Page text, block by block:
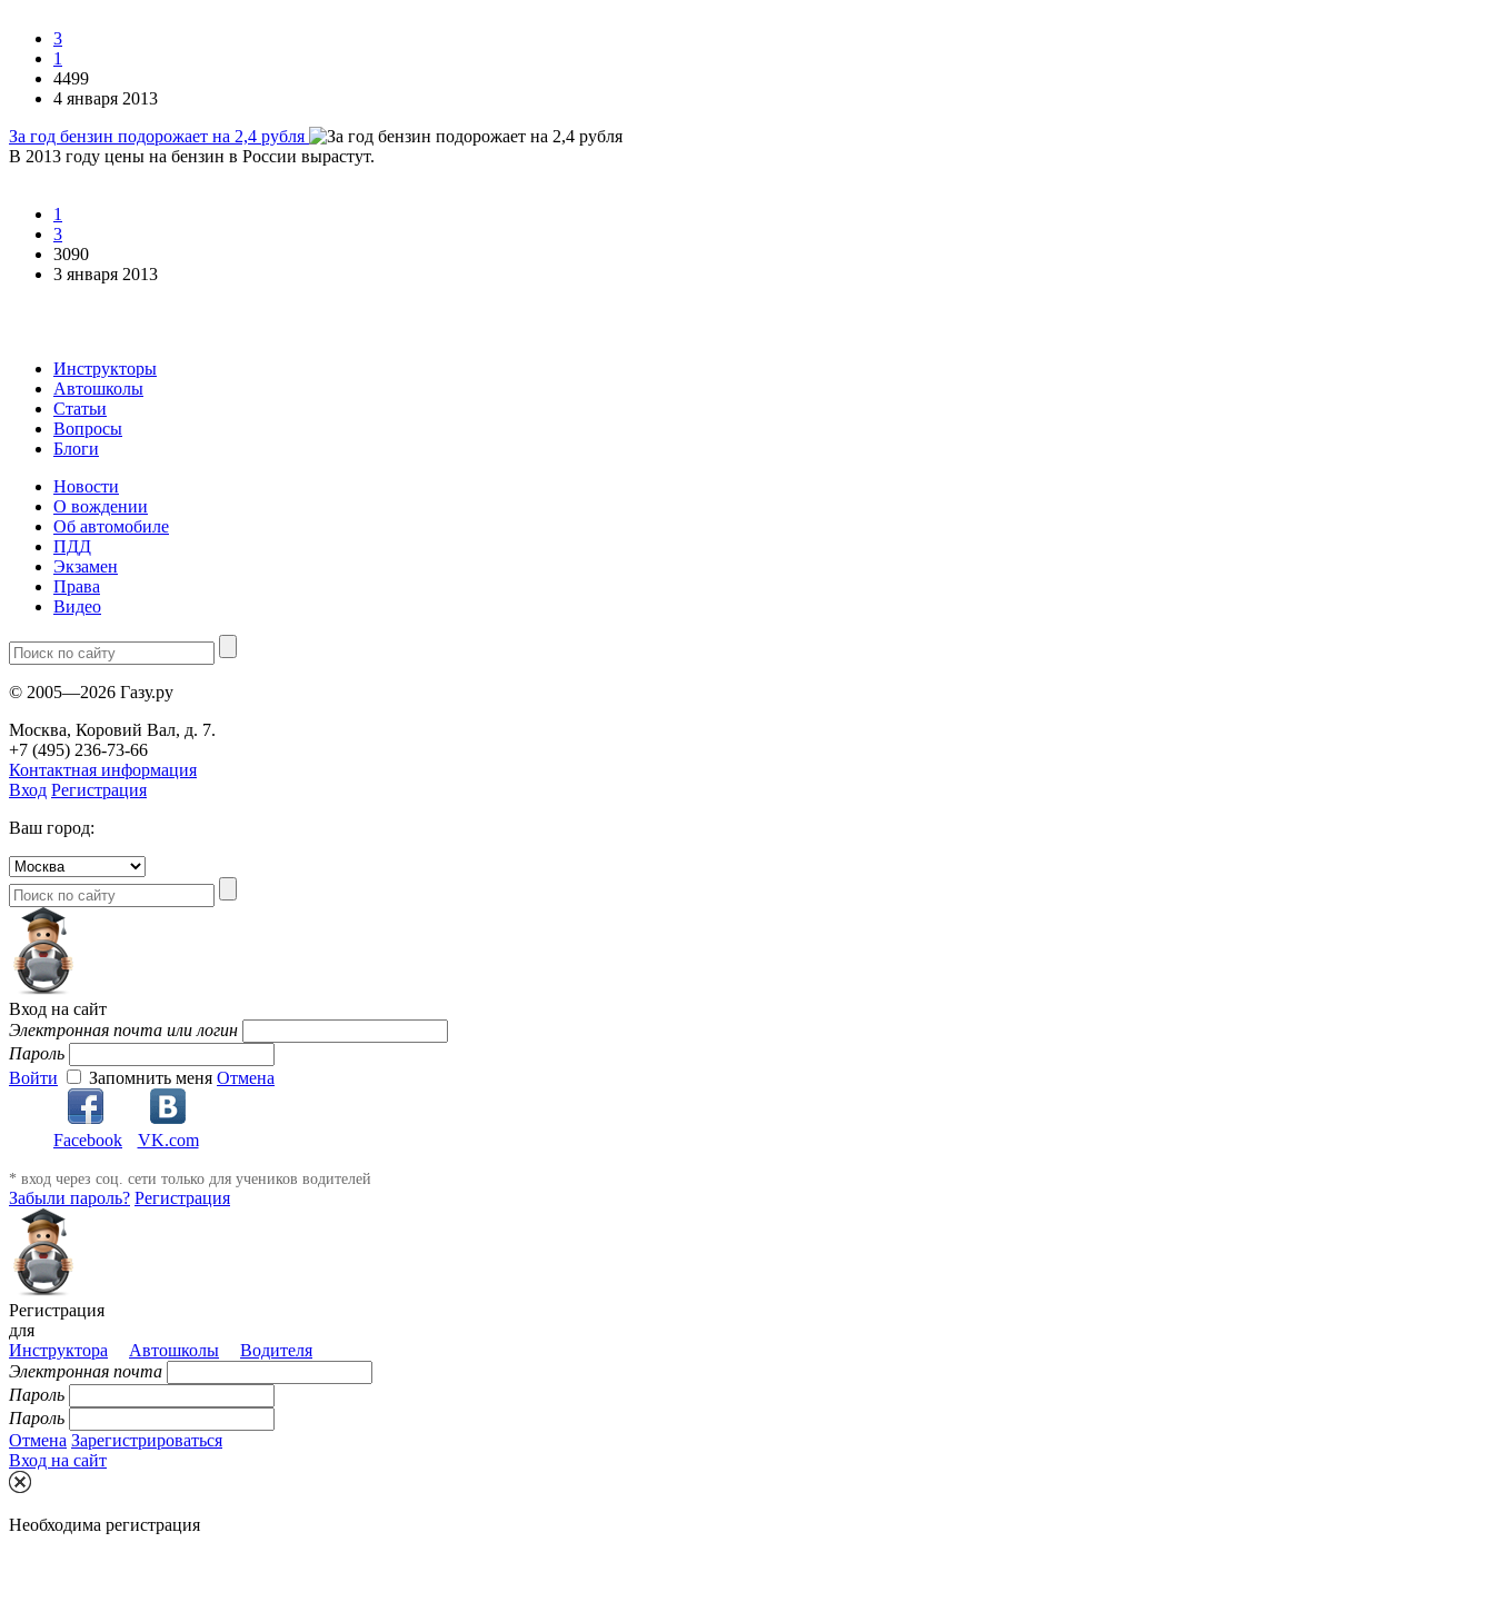
3
1
4499
4 января 2013
За год бензин подорожает на 2,4 рубля
В 2013 году цены на бензин в России вырастут.
1
3
3090
3 января 2013
Инструкторы
Автошколы
Статьи
Вопросы
Блоги
Новости
О вождении
Об автомобиле
ПДД
Экзамен
Права
Видео
© 2005—2026 Газу.ру
Москва, Коровий Вал, д. 7.
+7 (495) 236-73-66
Контактная информация
Вход Регистрация
Ваш город:
Вход на сайт
Электронная почта или логин
Пароль
Войти
Запомнить меня Отмена
Facebook VK.com
* вход через соц. сети только для учеников водителей
Забыли пароль? Регистрация
Регистрация
для
Инструктора
Автошколы
Водителя
Электронная почта
Пароль
Пароль
Отмена Зарегистрироваться
Вход на сайт
Необходима регистрация